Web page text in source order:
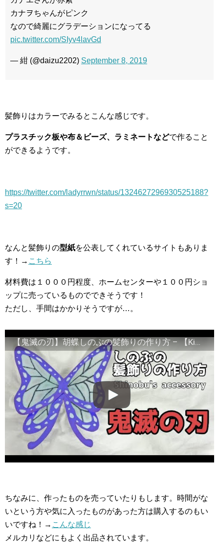
カナヲちゃんがピンク
なので綺麗にグラデーションになってる
pic.twitter.com/SIyv4lavGd
— 紺 (@daizu2202) September 8, 2019
髪飾りはカラーでみるとこんな感じです。
プラスチック板や布＆ビーズ、ラミネートなどで作ること
ができるようです。
https://twitter.com/ladyrrwn/status/1324627296930525188?
s=20
なんと髪飾りの型紙を公表してくれているサイトもありま
す！→ こちら
材料費は１０００円程度、ホームセンターや１００円ショ
ップに売っているものでできそうです！
ただし、手間はかかりそうですが…。
【鬼滅の刃】胡蝶しのぶの髪飾りの作り方 – 【Kimetsu no Yaiba】 Shinobu's hair accessory tutorial
ちなみに、作ったものを売っていたりもします。時間がな
いという方や気に入ったものがあった方は購入するのもい
いですね！→ こんな感じ
メルカリなどにもよく出品されています。